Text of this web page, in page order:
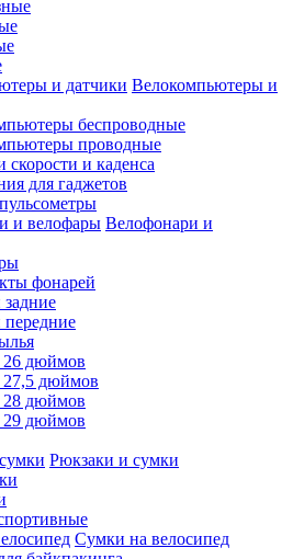
Велокомпьютеры и
беспроводные
проводные
скорости и каденса
для гаджетов
Велофонари и
фонарей
дюймов
дюймов
дюймов
дюймов
Рюкзаки и сумки
Сумки на велосипед